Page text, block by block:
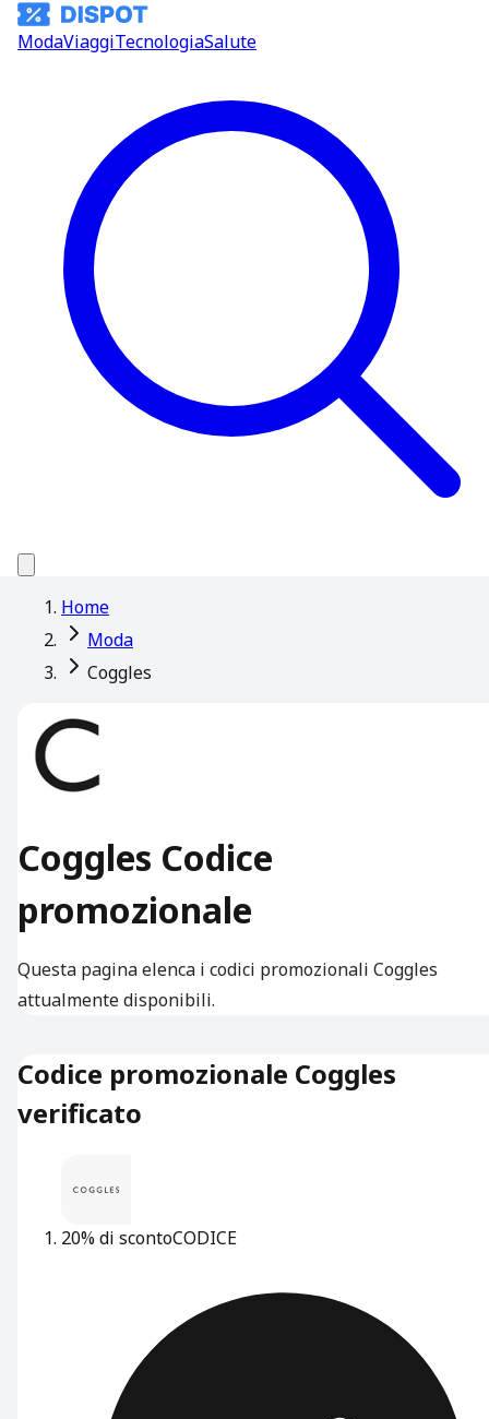
ModaViaggiTecnologiaSalute
Home
Moda
Coggles
Coggles Codice
promozionale
Questa pagina elenca i codici promozionali Coggles
attualmente disponibili.
Codice promozionale Coggles
verificato
20% di scontoCODICE